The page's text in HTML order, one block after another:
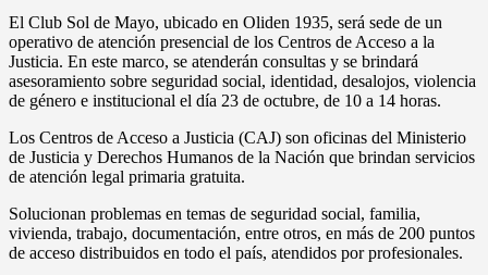
El Club Sol de Mayo, ubicado en Oliden 1935, será sede de un
operativo de atención presencial de los Centros de Acceso a la
Justicia. En este marco, se atenderán consultas y se brindará
asesoramiento sobre seguridad social, identidad, desalojos, violencia
de género e institucional el día 23 de octubre, de 10 a 14 horas.
Los Centros de Acceso a Justicia (CAJ) son oficinas del Ministerio
de Justicia y Derechos Humanos de la Nación que brindan servicios
de atención legal primaria gratuita.
Solucionan problemas en temas de seguridad social, familia,
vivienda, trabajo, documentación, entre otros, en más de 200 puntos
de acceso distribuidos en todo el país, atendidos por profesionales.